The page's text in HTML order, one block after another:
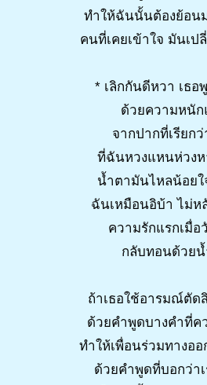
ทำให้ฉันนั้นต้องย้อนม
คนที่เคยเข้าใจ มันเป
* เลิกกันดีหวา เธอ
ด้วยความหนั
จากปากที่เรียก
ที่ฉันหวงแหนห่วง
น้ำตามันไหลน้อย
ฉันเหมือนอิบ้า ไม่ห
ความรักแรกเมื่อ
กลับทอนด้วยน้
ถ้าเธอใช้อารมณ์ตัด
ด้วยคำพูดบางคำที่ค
ทำให้เพื่อนร่วมทางออ
ด้วยคำพูดที่บอกว่าเ